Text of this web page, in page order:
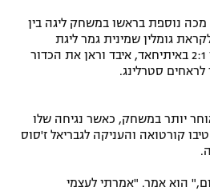
ספג מכה נוספת בראשו במשחק ליגה בין
גומלין שמינית גמר ליגת
האלופות מול סיטי. בהפסד 2:1 באיתיחאד, איבד וראן את הכדור
סטרלינג.
יותר במשחק, כאשר נגיחה שלו
קורטואה והעניקה לגבריאל ז'סוס
הוא אמר. "אמרתי לעצמי